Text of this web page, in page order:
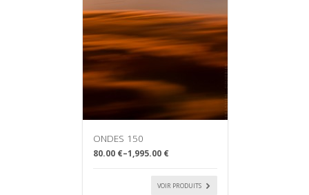
ONDES 150
80.00 €–1,995.00 €
VOIR PRODUITS